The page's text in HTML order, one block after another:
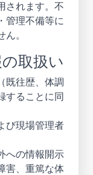
されます。不
管理不備等に
。
取扱い
既往歴、体調
することに同
び現場管理者
への情報開示
害、重篤な体